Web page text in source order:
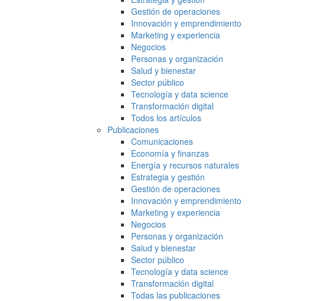
Gestión de operaciones
Innovación y emprendimiento
Marketing y experiencia
Negocios
Personas y organización
Salud y bienestar
Sector público
Tecnología y data science
Transformación digital
Todos los artículos
Publicaciones
Comunicaciones
Economía y finanzas
Energía y recursos naturales
Estrategia y gestión
Gestión de operaciones
Innovación y emprendimiento
Marketing y experiencia
Negocios
Personas y organización
Salud y bienestar
Sector público
Tecnología y data science
Transformación digital
Todas las publicaciones